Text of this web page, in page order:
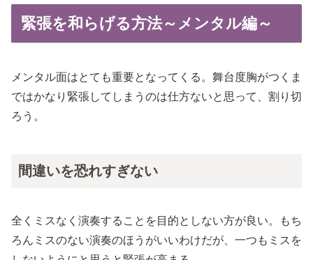
緊張を和らげる方法～メンタル編～
メンタル面はとても重要となってくる。舞台度胸がつくま
ではかなり緊張してしまうのは仕方ないと思って、割り切
ろう。
間違いを恐れすぎない
全くミスなく演奏することを目的としない方が良い。もち
ろんミスのない演奏のほうがいいわけだが、一つもミスを